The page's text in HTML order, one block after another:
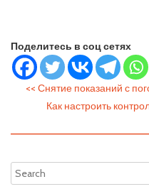
Поделитесь в соц сетях
<< Снятие показаний с
Как настроить